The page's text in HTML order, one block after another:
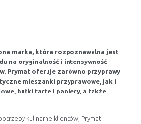
marka, która rozpoznawalna jest
na oryginalność i intensywność
Prymat oferuje zarówno przyprawy
mieszanki przyprawowe, jak i
bułki tarte i paniery, a także
kulinarne klientów, Prymat